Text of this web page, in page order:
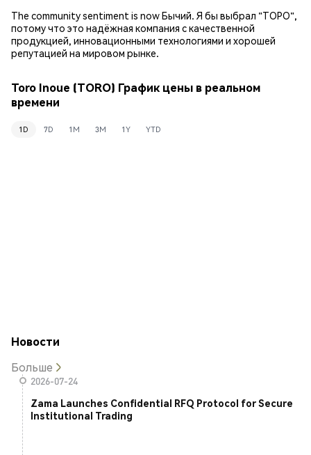
The community sentiment is now Бычий. Я бы выбрал "TOРО",
потому что это надёжная компания с качественной
продукцией, инновационными технологиями и хорошей
репутацией на мировом рынке.
Toro Inoue (TORO) График цены в реальном
времени
1D 7D 1M 3M 1Y YTD
Новости
Больше
2026-07-24
Zama Launches Confidential RFQ Protocol for Secure
Institutional Trading